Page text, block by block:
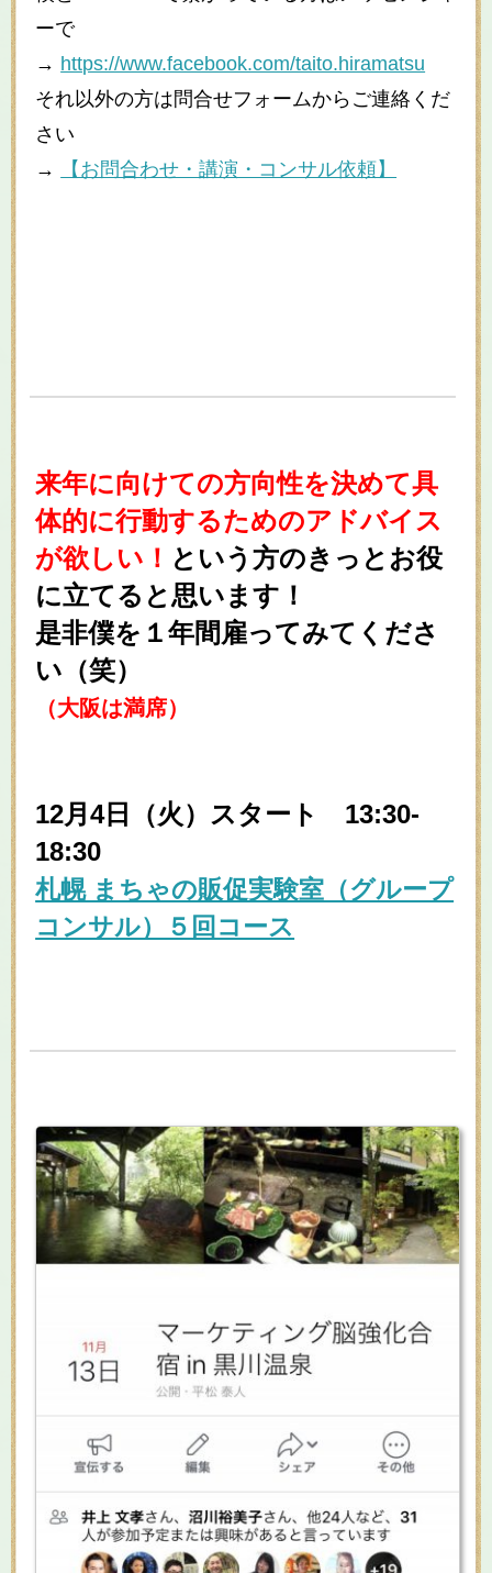
ーで
→ https://www.facebook.com/taito.hiramatsu
それ以外の方は問合せフォームからご連絡くだ
さい
→
【お問合わせ・講演・コンサル依頼】
来年に向けての方向性を決めて具
体的に行動するためのアドバイス
が欲しい！ という方のきっとお役
に立てると思います ！
是非僕を１年間雇ってみてくださ
い（笑）
（大阪は満席）
12月4日（火）スタート 13:30-
18:30
札幌 まちゃの販促実験室（グループ
コンサル）５回コース